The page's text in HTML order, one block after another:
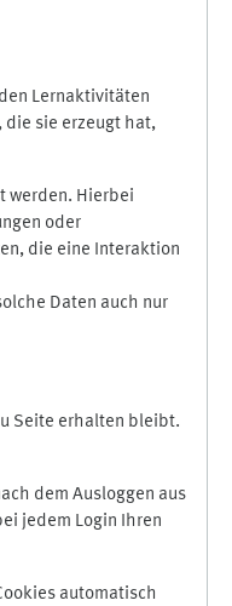
Lernaktivitäten
die sie erzeugt hat,
werden. Hierbei
oder
die eine Interaktion
Daten auch nur
Seite erhalten bleibt.
dem Ausloggen aus
jedem Login Ihren
automatisch